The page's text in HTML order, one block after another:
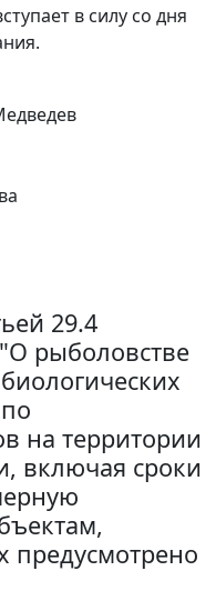
в силу со дня
29.4
рыболовстве
на территории
включая сроки
предусмотрено